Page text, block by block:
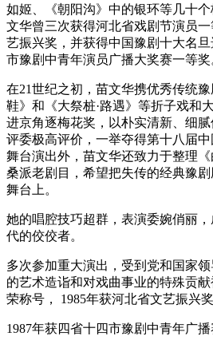
如姬、《朝阳沟》中的银环等几十
文华曾三次获得河北省戏剧节演员
艺振兴奖，并获得中国豫剧十大名
市豫剧中青年演员广播大奖赛一等奖
在21世纪之初，苗文华携优秀传统
鞋》和《大祭桩·路遇》等折子戏和
进京角逐梅花奖，以朴实清新、细
评委极高评价，一举夺得第十八届
舞台演出外，苗文华还致力于整理
桑派老剧目，希望把失传的经典豫
舞台上。
她的唱腔技巧超群，表演委婉俏丽
代的佼佼者。
多次参加重大演出，受到党和国家
的艺术造诣和对戏曲事业的特殊贡
荣称号， 1985年获河北省文艺振兴奖
1987年获四省十四市豫剧中青年广播